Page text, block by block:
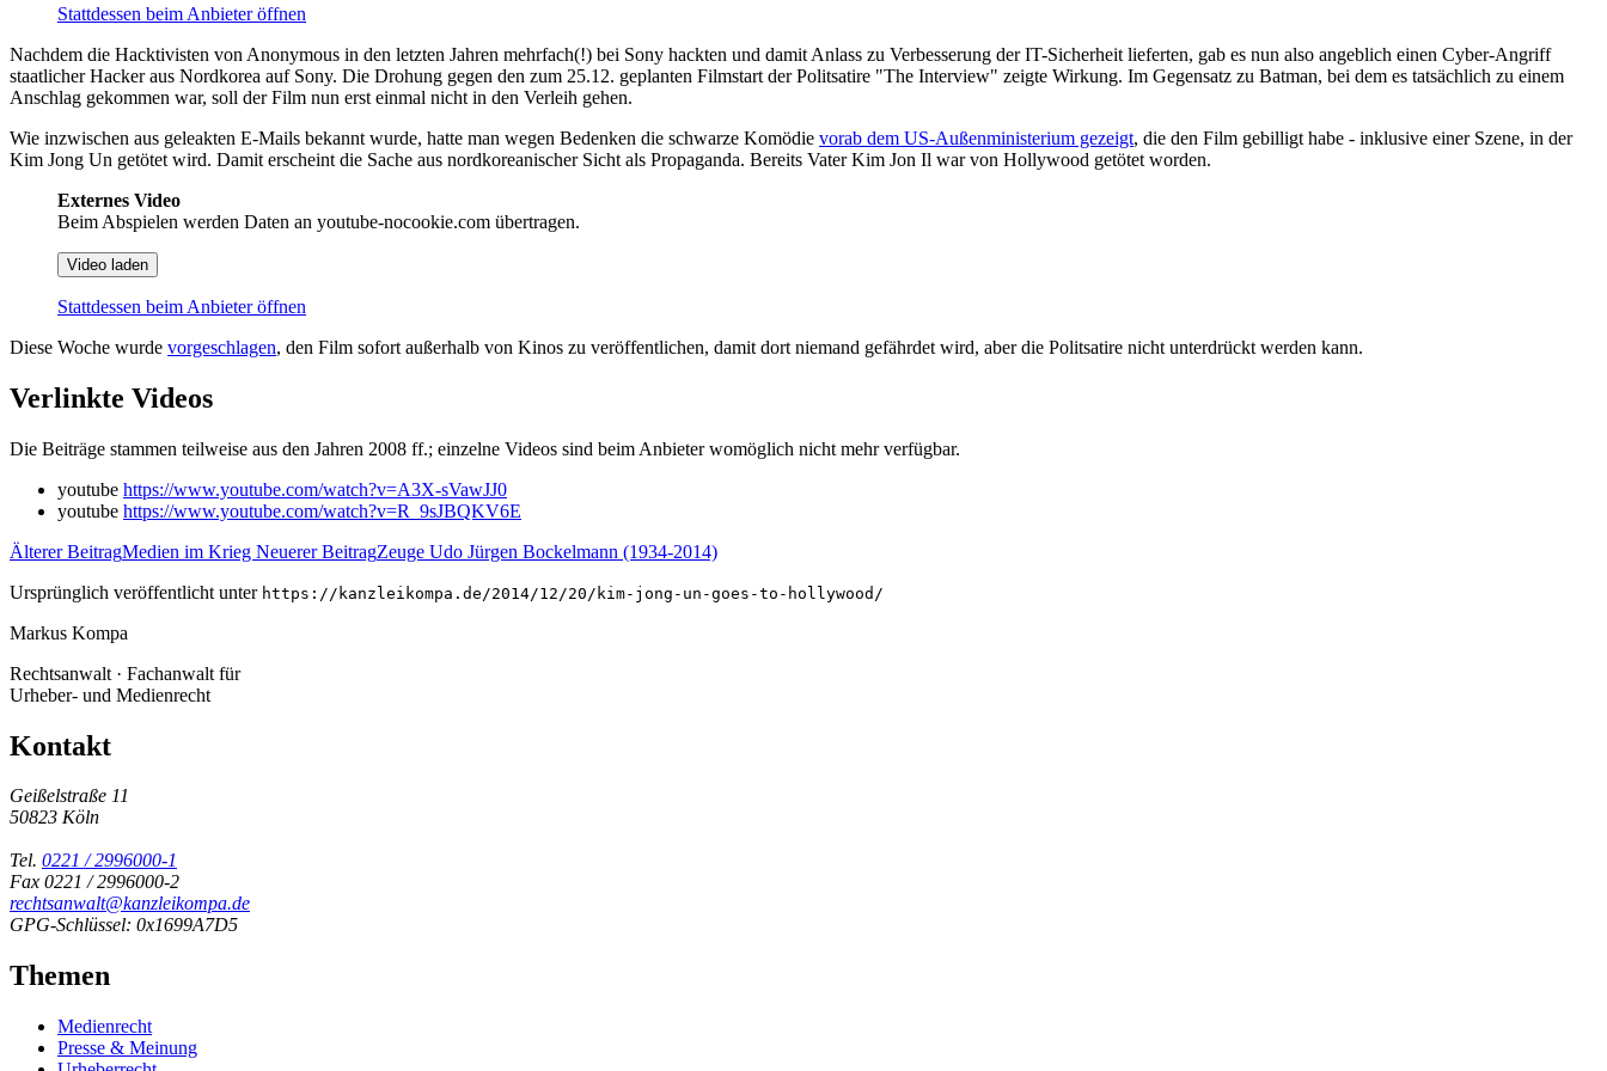
Stattdessen beim Anbieter öffnen
Nachdem die Hacktivisten von Anonymous in den letzten Jahren mehrfach(!) bei Sony hackten und damit Anlass zu Verbesserung der IT-Sicherheit lieferten, gab es nun also angeblich einen Cyber-Angriff
staatlicher Hacker aus Nordkorea auf Sony. Die Drohung gegen den zum 25.12. geplanten Filmstart der Politsatire "The Interview" zeigte Wirkung. Im Gegensatz zu Batman, bei dem es tatsächlich zu einem
Anschlag gekommen war, soll der Film nun erst einmal nicht in den Verleih gehen.
Wie inzwischen aus geleakten E-Mails bekannt wurde, hatte man wegen Bedenken die schwarze Komödie vorab dem US-Außenministerium gezeigt, die den Film gebilligt habe - inklusive einer Szene, in der
Kim Jong Un getötet wird. Damit erscheint die Sache aus nordkoreanischer Sicht als Propaganda. Bereits Vater Kim Jon Il war von Hollywood getötet worden.
Externes Video
Beim Abspielen werden Daten an youtube-nocookie.com übertragen.
Video laden
Stattdessen beim Anbieter öffnen
Diese Woche wurde vorgeschlagen, den Film sofort außerhalb von Kinos zu veröffentlichen, damit dort niemand gefährdet wird, aber die Politsatire nicht unterdrückt werden kann.
Verlinkte Videos
Die Beiträge stammen teilweise aus den Jahren 2008 ff.; einzelne Videos sind beim Anbieter womöglich nicht mehr verfügbar.
youtube https://www.youtube.com/watch?v=A3X-sVawJJ0
youtube https://www.youtube.com/watch?v=R_9sJBQKV6E
Älterer BeitragMedien im Krieg Neuerer BeitragZeuge Udo Jürgen Bockelmann (1934-2014)
Ursprünglich veröffentlicht unter https://kanzleikompa.de/2014/12/20/kim-jong-un-goes-to-hollywood/
Markus Kompa
Rechtsanwalt · Fachanwalt für
Urheber- und Medienrecht
Kontakt
Geißelstraße 11
50823 Köln
Tel. 0221 / 2996000-1
Fax 0221 / 2996000-2
rechtsanwalt@kanzleikompa.de
GPG-Schlüssel: 0x1699A7D5
Themen
Medienrecht
Presse & Meinung